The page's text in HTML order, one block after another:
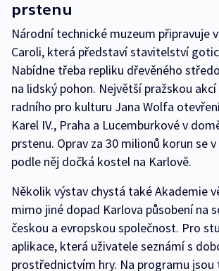
prstenu
Národní technické muzeum připravuje
Caroli, která představí stavitelství
Nabídne třeba repliku dřevěného
na lidský pohon. Největší pražskou
radního pro kulturu Jana Wolfa
Karel IV., Praha a Lucemburkové v
prstenu. Oprav za 30 milionů korun se
podle něj dočká kostel na Karlově.
Několik výstav chystá také Akademie
mimo jiné dopad Karlova působení na
českou a evropskou společnost. Pro
aplikace, která uživatele seznámí s
prostřednictvím hry. Na programu